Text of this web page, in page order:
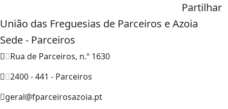
Partilhar
União das Freguesias de Parceiros e Azoia
Sede - Parceiros
Rua de Parceiros, n.º 1630
2400 - 441 - Parceiros
geral@fparceirosazoia.pt